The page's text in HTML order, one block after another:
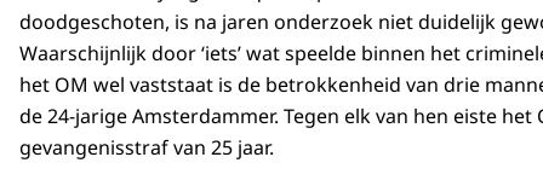
doodgeschoten, is na jaren onderzoek niet duidelijk
Waarschijnlijk door ‘iets’ wat speelde binnen het
het OM wel vaststaat is de betrokkenheid van drie
de 24-jarige Amsterdammer. Tegen elk van hen eiste het
gevangenisstraf van 25 jaar.